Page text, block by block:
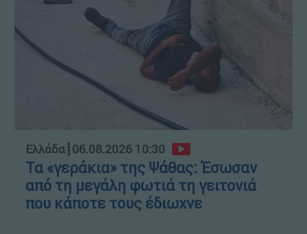
Ελλάδα┋06.08.2026 10:30
Τα «γεράκια» της Ψάθας: Έσωσαν
από τη μεγάλη φωτιά τη γειτονιά
που κάποτε τους έδιωχνε